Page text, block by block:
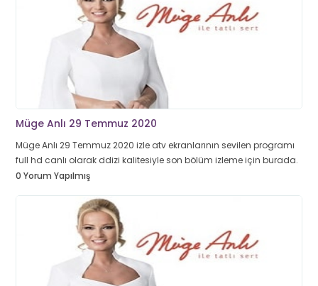
Müge Anlı 29 Temmuz 2020
Müge Anlı 29 Temmuz 2020 izle atv ekranlarının sevilen programı
full hd canlı olarak ddizi kalitesiyle son bölüm izleme için burada.
0 Yorum Yapılmış